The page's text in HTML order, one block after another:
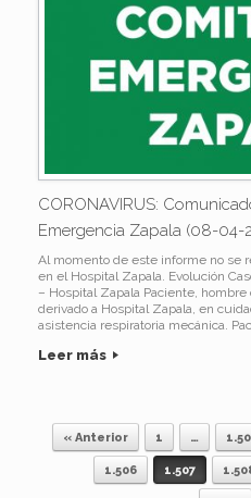
CORONAVIRUS:
Emergencia Zapala (08-04-
Al momento de este informe no se
en el Hospital Zapala. Evolución
– Hospital Zapala Paciente,
derivado a Hospital Zapala, en
asistencia respiratoria mecánica.
Leer más
Navegador de
« Anterior 1 …
1.506 1.507